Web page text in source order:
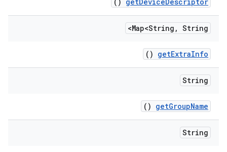
Map<String , String>
getExtraInfo
()
String
getGroupName
()
String